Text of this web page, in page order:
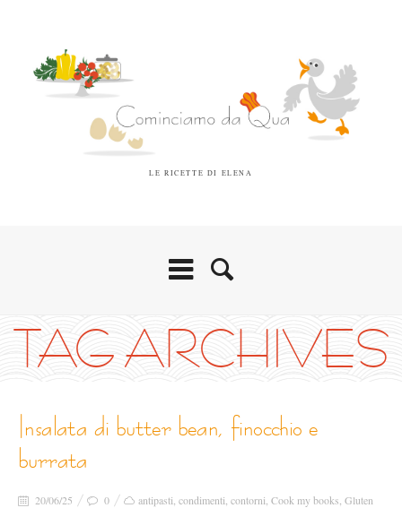
LE RICETTE DI ELENA
TAG ARCHIVES
insalata di butter bean, finocchio e
burrata
20/06/25 0 antipasti condimenti contorni Cook my books Gluten